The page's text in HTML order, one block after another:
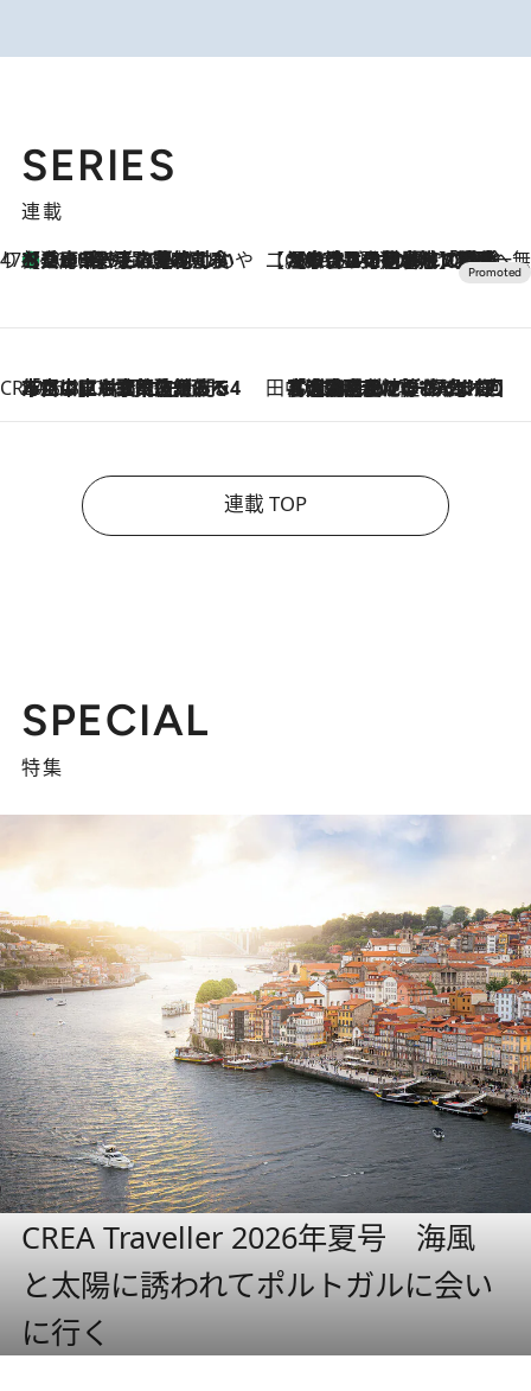
SERIES
連載
47都道府県の手みやげ ひんやりスイーツで夏を満喫
2026.8.8
【兵庫県】この夏絶対食べたい 冷やしておいしいおやつ3選 淡路島の恵みをジェラートに集約 【CREA×星野リゾート】唯一無二。癒しと発見が待つ場所へ
2026.8.7
【トンボの足水浴】ヒノキの香りに包まれて涼感マックス！約13℃の湧水かけ流しを避暑地「星野温泉 トンボの湯」で体験
CREA'S CHOICE
2026.8.7
「立川にも歌舞伎があるんだよ」 片岡仁左衛門・市川中車ら豪華座組みで4年目の立川立飛歌舞伎へ 田中稲の勝手に再ブーム
2026.8.7
「湘南乃風に憧れて」観客大盛上がりの“タオル回し”に、ラッパー顔負けの高速歌唱まで…さだまさし（74）のアグレッシブすぎる現在地
連載 TOP
SPECIAL
特集
CREA Traveller 2026年夏号 海風
と太陽に誘われてポルトガルに会い
に行く